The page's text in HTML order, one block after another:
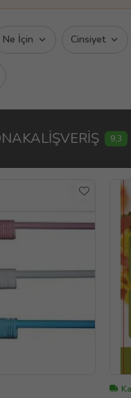
Ne İçin Cinsiyet
9,3